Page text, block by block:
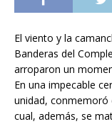
El viento y la
Banderas del
arroparon un
En una impecable
unidad, conmemoró
cual, además, se